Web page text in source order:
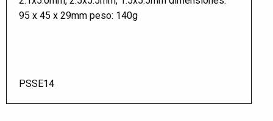
95 x 45 x 29mm peso: 140g
PSSE14